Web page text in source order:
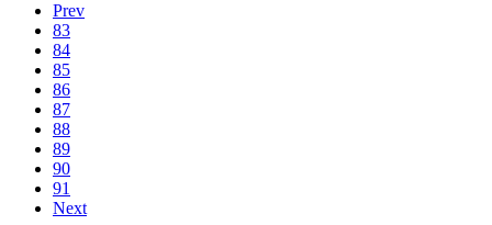
Prev
83
84
85
86
87
88
89
90
91
Next